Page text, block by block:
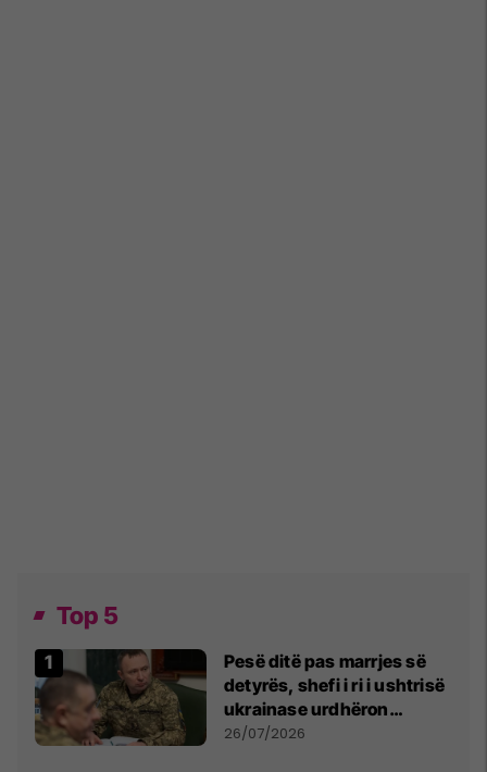
Top 5
Pesë ditë pas marrjes së
detyrës, shefi i ri i ushtrisë
ukrainase urdhëron
kontroll të madh
26/07/2026